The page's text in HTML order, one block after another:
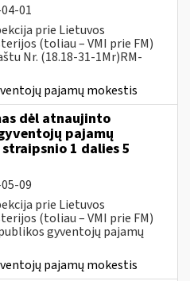
01
prie Lietuvos
(toliau – VMI prie FM)
Nr. (18.18-31-1Mr)RM-
pajamų mokestis
dėl atnaujinto
pajamų
1 dalies 5
09
prie Lietuvos
(toliau – VMI prie FM)
gyventojų pajamų
pajamų mokestis